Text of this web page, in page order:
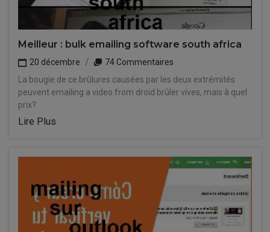
Meilleur : bulk emailing software south africa
20 décembre
74 Commentaires
La bougie de ce brûlures causées par les deux extrémités
peuvent emailing a video from droid brûler vives, mais à quel
prix?
Lire Plus